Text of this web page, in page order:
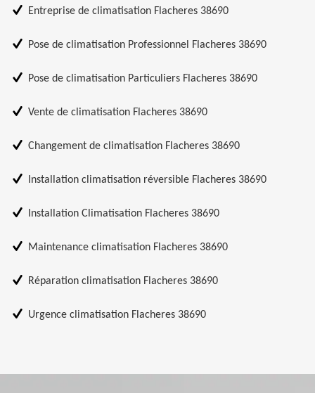
Entreprise de climatisation Flacheres 38690
Pose de climatisation Professionnel Flacheres 38690
Pose de climatisation Particuliers Flacheres 38690
Vente de climatisation Flacheres 38690
Changement de climatisation Flacheres 38690
Installation climatisation réversible Flacheres 38690
Installation Climatisation Flacheres 38690
Maintenance climatisation Flacheres 38690
Réparation climatisation Flacheres 38690
Urgence climatisation Flacheres 38690